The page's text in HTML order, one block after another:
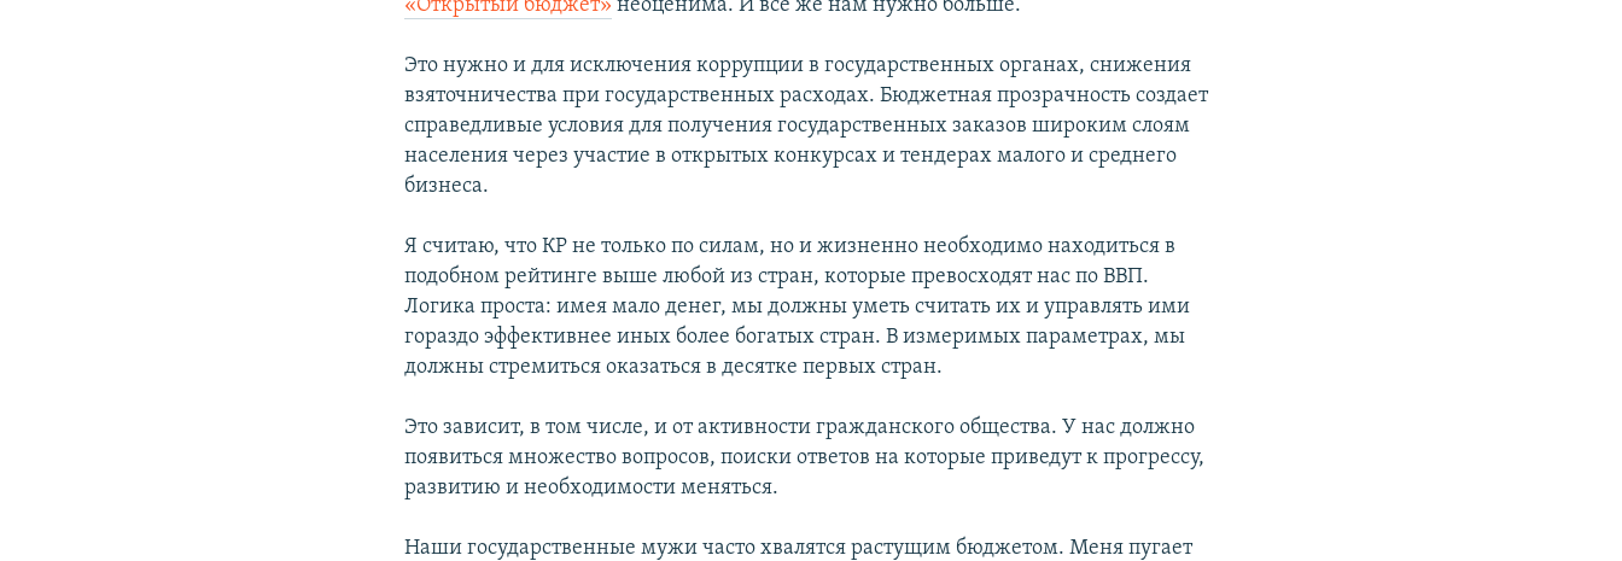
«Открытый бюджет» неоценима. И все же нам нужно больше.
Это нужно и для исключения коррупции в государственных органах, снижения
взяточничества при государственных расходах. Бюджетная прозрачность создает
справедливые условия для получения государственных заказов широким слоям
населения через участие в открытых конкурсах и тендерах малого и среднего
бизнеса.
Я считаю, что КР не только по силам, но и жизненно необходимо находиться в
подобном рейтинге выше любой из стран, которые превосходят нас по ВВП.
Логика проста: имея мало денег, мы должны уметь считать их и управлять ими
гораздо эффективнее иных более богатых стран. В измеримых параметрах, мы
должны стремиться оказаться в десятке первых стран.
Это зависит, в том числе, и от активности гражданского общества. У нас должно
появиться множество вопросов, поиски ответов на которые приведут к прогрессу,
развитию и необходимости меняться.
Наши государственные мужи часто хвалятся растущим бюджетом. Меня пугает